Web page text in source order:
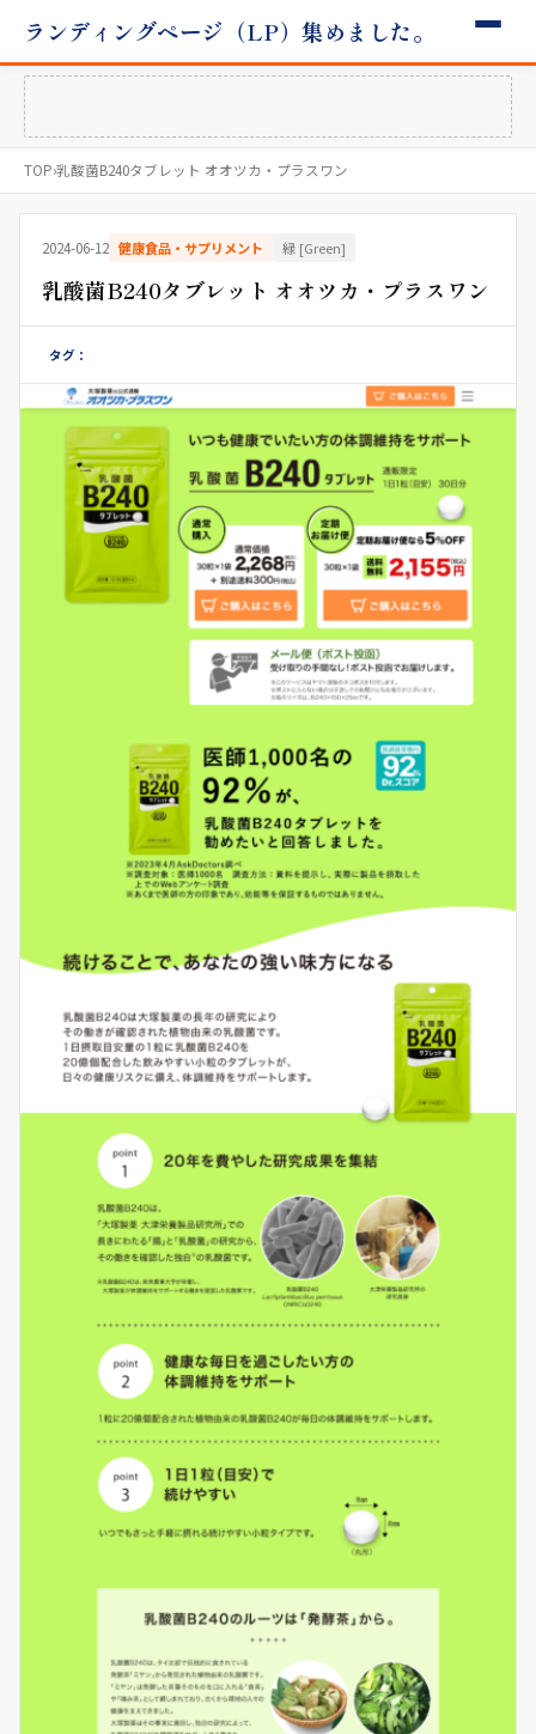
ランディングページ（LP）集めました。
TOP›乳酸菌B240タブレット オオツカ・プラスワン
2024-06-12 健康食品・サプリメント 緑 [Green]
乳酸菌B240タブレット オオツカ・プラスワン
タグ：